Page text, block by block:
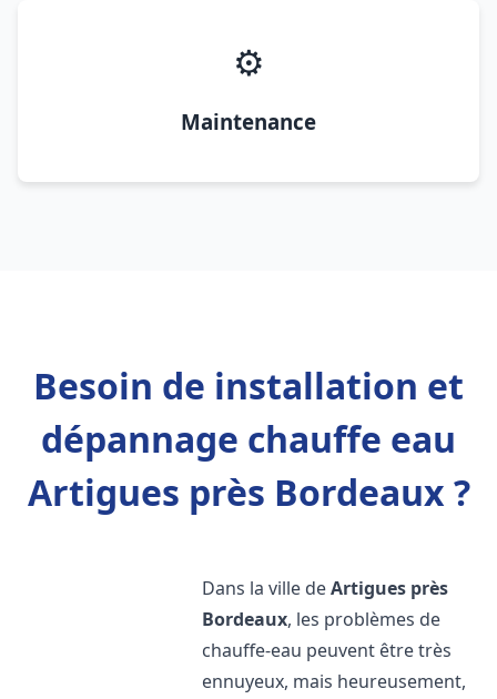
⚙️
Maintenance
Besoin de installation et
dépannage chauffe eau
Artigues près Bordeaux ?
Dans la ville deArtigues près
Bordeaux, les problèmes de
chauffe-eau peuvent être très
ennuyeux, mais heureusement,